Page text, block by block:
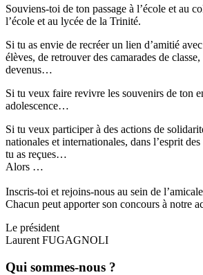
Souviens-toi de ton passage à l’école et au
l’école et au lycée de la Trinité.
Si tu as envie de recréer un lien d’amitié
élèves, de retrouver des camarades de
devenus…
Si tu veux faire revivre les souvenirs de ton
adolescence…
Si tu veux participer à des actions de
nationales et internationales, dans l’esprit
tu as reçues…
Alors …
Inscris-toi et rejoins-nous au sein de
Chacun peut apporter son concours à notre
Le président
Laurent FUGAGNOLI
Qui sommes-nous ?